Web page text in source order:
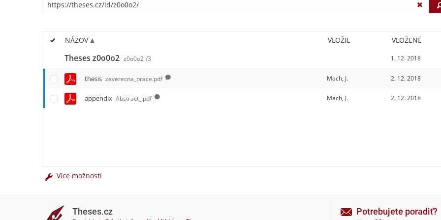
NÁZOV VLOŽIL VLOŽENÉ
Theses z0o0o2 z0o0o2 /3 1. 12. 2018
thesis zaverecna_prace.pdf Mach, J. 2. 12. 2018
appendix Abstract_.pdf Mach, J. 2. 12. 2018
Více možností
Theses.cz Potrebujete poradiť?